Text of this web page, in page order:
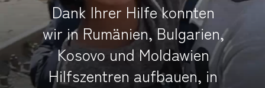
Dank Ihrer Hilfe konnten
wir in Rumänien, Bulgarien,
Kosovo und Moldawien
Hilfszentren aufbauen, in